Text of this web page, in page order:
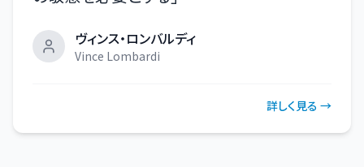
ヴィンス・ロンバルディ
Vince Lombardi
詳しく見る →